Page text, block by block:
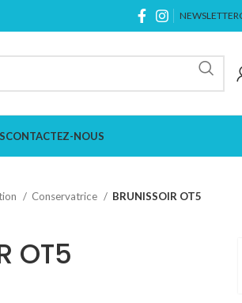
NEWSLETTER
CONTACTEZ-NOUS
Conservatrice BRUNISSOIR OT5
OT5